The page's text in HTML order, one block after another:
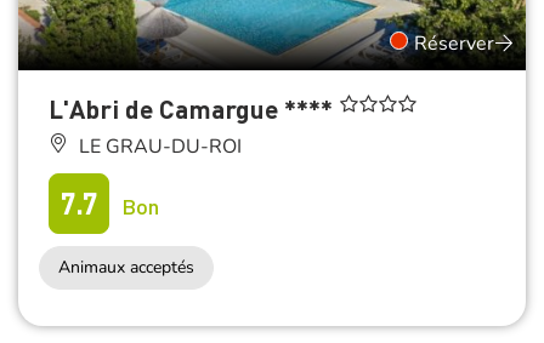
Réserver
L'Abri de Camargue ****
LE GRAU-DU-ROI
7.7 Bon
Animaux acceptés